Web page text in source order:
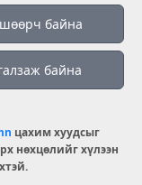
байна
байна
цахим хуудсыг
нөхцөлийг хүлээн